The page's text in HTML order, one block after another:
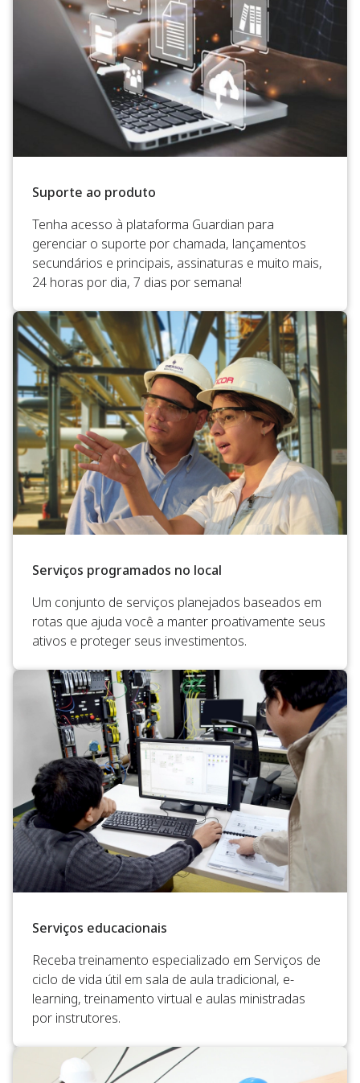
Suporte ao produto​
Tenha acesso à plataforma Guardian para
gerenciar o suporte por chamada, lançamentos
secundários e principais, assinaturas e muito mais,
24 horas por dia, 7 dias por semana!
Serviços programados no local
Um conjunto de serviços planejados baseados em
rotas que ajuda você a manter proativamente seus
ativos e proteger seus investimentos.
Serviços educacionais
Receba treinamento especializado em Serviços de
ciclo de vida útil em sala de aula tradicional, e-
learning, treinamento virtual e aulas ministradas
por instrutores.